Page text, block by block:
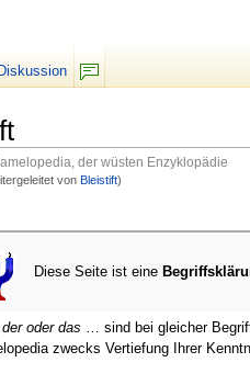
der wüsten Enzyklopädie
von Bleistift)
Diese Seite ist eine
der oder das … sind bei gleicher
zwecks Vertiefung Ihrer
Diskussion